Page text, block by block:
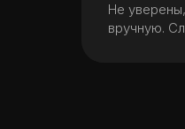
Не
вручную.